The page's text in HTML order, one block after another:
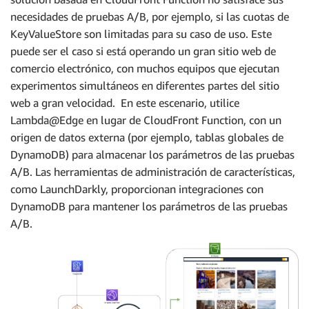
necesidades de pruebas A/B, por ejemplo, si las cuotas de
KeyValueStore son limitadas para su caso de uso. Este
puede ser el caso si está operando un gran sitio web de
comercio electrónico, con muchos equipos que ejecutan
experimentos simultáneos en diferentes partes del sitio
web a gran velocidad. En este escenario, utilice
Lambda@Edge en lugar de CloudFront Function, con un
origen de datos externa (por ejemplo, tablas globales de
DynamoDB) para almacenar los parámetros de las pruebas
A/B. Las herramientas de administración de características,
como LaunchDarkly, proporcionan integraciones con
DynamoDB para mantener los parámetros de las pruebas
A/B.